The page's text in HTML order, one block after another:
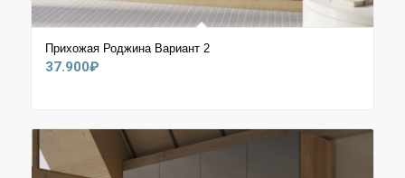
Прихожая Роджина Вариант 2
37.900₽